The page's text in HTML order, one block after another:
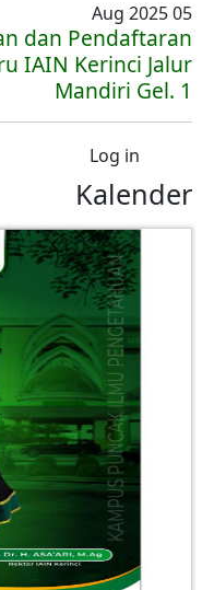
05 Aug 2025
dan Pendaftaran
IAIN Kerinci Jalur
Mandiri Gel. 1
account menu
Log in
Kalender